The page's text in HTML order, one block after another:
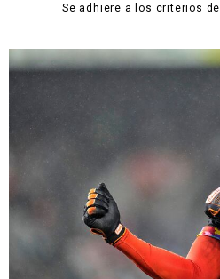
Se adhiere a los criterios de